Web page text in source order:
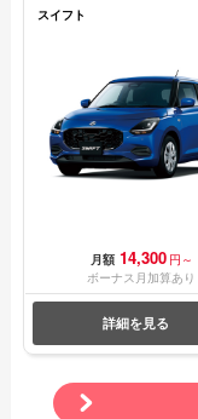
スイフト
月額 14,300 円～
ボーナス月加算あり
詳細を見る